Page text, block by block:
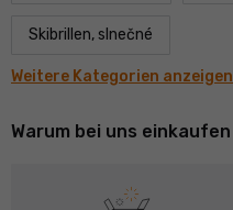
Skibrillen, slnečné
Weitere Kategorien anzeigen
Warum bei uns einkaufen